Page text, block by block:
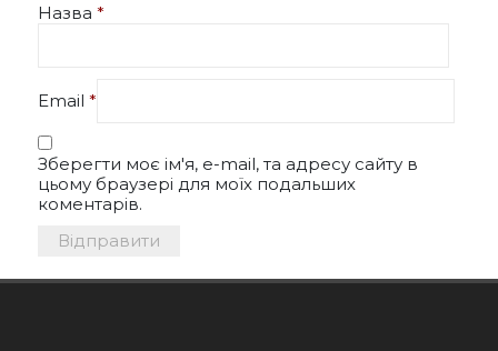
Назва *
Email *
Зберегти моє ім'я, e-mail, та адресу сайту в
цьому браузері для моїх подальших
коментарів.